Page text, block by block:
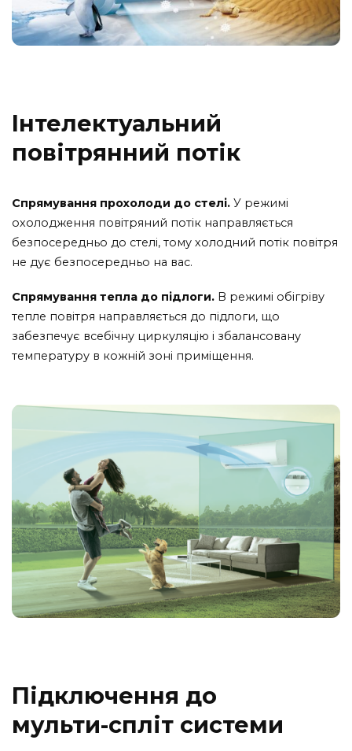
Інтелектуальний
повітрянний потік
Спрямування прохолоди до стелі. У режимі
охолодження повітряний потік направляється
безпосередньо до стелі, тому холодний потік повітря
не дує безпосередньо на вас.
Спрямування тепла до підлоги. В режимі обігріву
тепле повітря направляється до підлоги, що
забезпечує всебічну циркуляцію і збалансовану
температуру в кожній зоні приміщення.
Підключення до
мульти-спліт системи